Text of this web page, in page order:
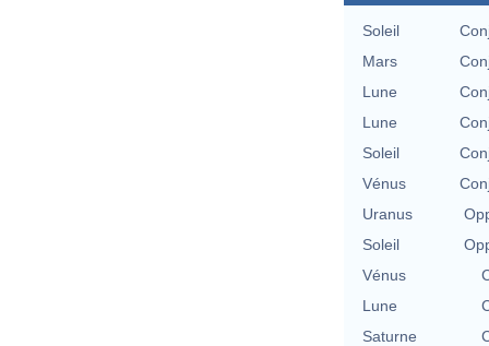
Soleil
Mars
Lune
Lune
Soleil
Vénus
Uranus
Soleil
Vénus
Lune
Saturne